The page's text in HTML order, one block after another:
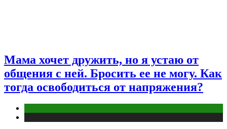
Мама хочет дружить, но я устаю от
общения с ней. Бросить ее не могу. Как
тогда освободиться от напряжения?